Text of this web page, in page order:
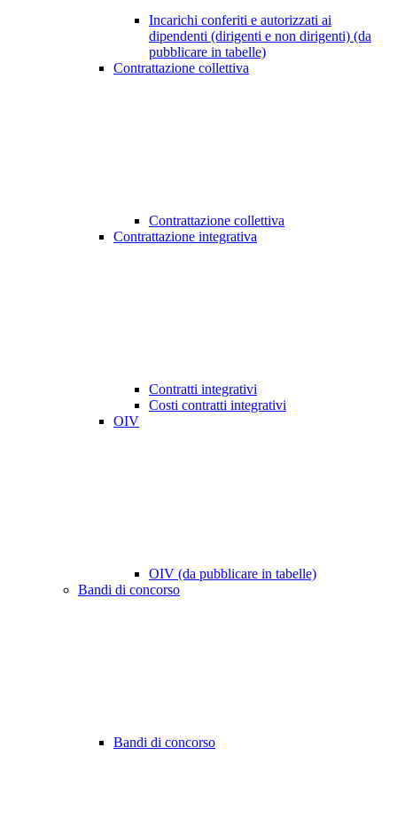
Incarichi conferiti e autorizzati ai
dipendenti (dirigenti e non dirigenti) (da
pubblicare in tabelle)
Contrattazione collettiva
Contrattazione collettiva
Contrattazione integrativa
Contratti integrativi
Costi contratti integrativi
OIV
OIV (da pubblicare in tabelle)
Bandi di concorso
Bandi di concorso